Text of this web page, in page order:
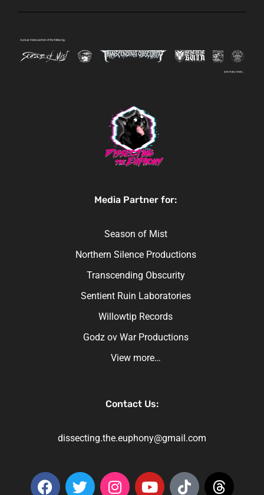
Media Partner for:
Season of Mist
Northern Silence Productions
Transcending Obscurity
Sentient Ruin Laboratories
Willowtip Records
Godz ov War Productions
View more…
Contact Us:
dissecting.the.euphony@gmail.com